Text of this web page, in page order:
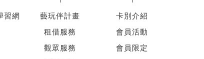
習網
藝玩伴計畫
租借服務
觀眾服務
卡別介紹
會員活動
會員限定